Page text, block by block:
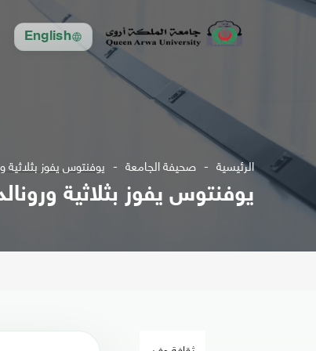
English
الرئيسية صحيفة الجامعة يوفنتوس يفوز بثلاثية
يوفنتوس يفوز بثلاثية